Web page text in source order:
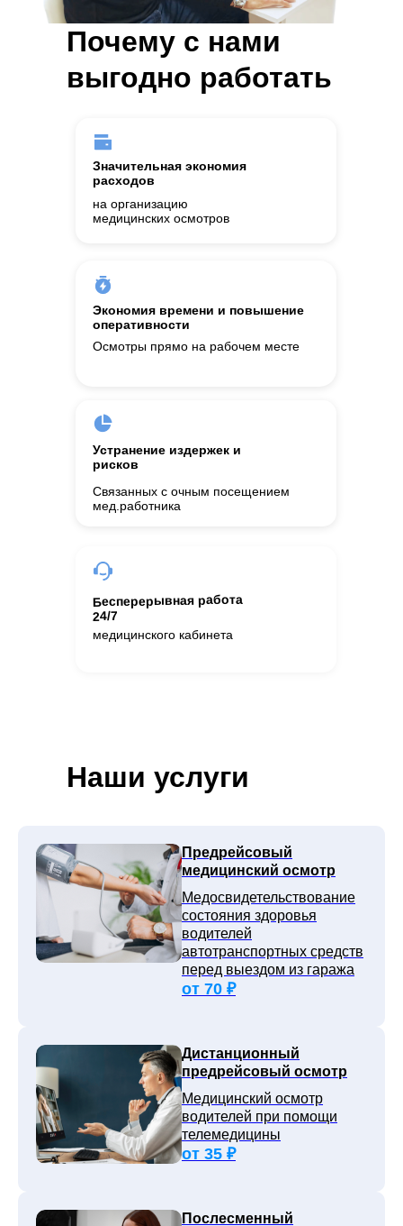
Почему с нами
выгодно работать
Значительная экономия
расходов
на организацию
медицинских осмотров
Устранение издержек и
рисков
Связанных с очным посещением
мед.работника
Бесперерывная работа
24/7
медицинского кабинета
Осмотры прямо на рабочем месте
Экономия времени и повышение
оперативности
Наши услуги
Предрейсовый
медицинский осмотр
Медосвидетельствование
состояния здоровья
водителей
автотранспортных средств
перед выездом из гаража
от 70 ₽
Дистанционный
предрейсовый осмотр
Медицинский осмотр
водителей при помощи
телемедицины
от 35 ₽
Послесменный